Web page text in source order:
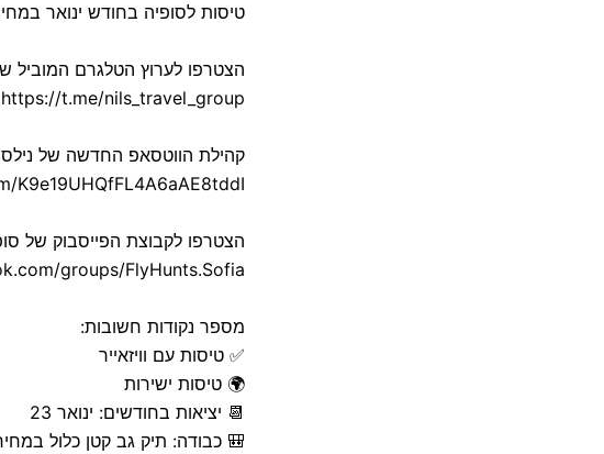
טיסות לסופיה בחודש ינואר
הצטרפו לערוץ הטלגרם המוביל
https://t.me/nils_travel_group
קהילת הווטסאפ החדשה של נילס
K9e19UHQfFL4A6aAE8tddI
הצטרפו לקבוצת הפייסבוק של
groups/FlyHunts.Sofia
מספר נקודות חשובות:
✅ טיסות עם וויזאייר
🌍 טיסות ישירות
📆 יציאות בחודשים: ינואר 23
🎒 כבודה: תיק גב קטן כלול